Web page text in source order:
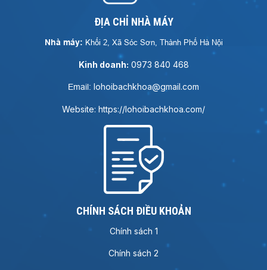
ĐỊA CHỈ NHÀ MÁY
Nhà máy: Khối 2, Xã Sóc Sơn, Thành Phố Hà Nội
Kinh doanh: 0973 840 468
Email: lohoibachkhoa@gmail.com
Website: https://lohoibachkhoa.com/
CHÍNH SÁCH ĐIỀU KHOẢN
Chính sách 1
Chính sách 2